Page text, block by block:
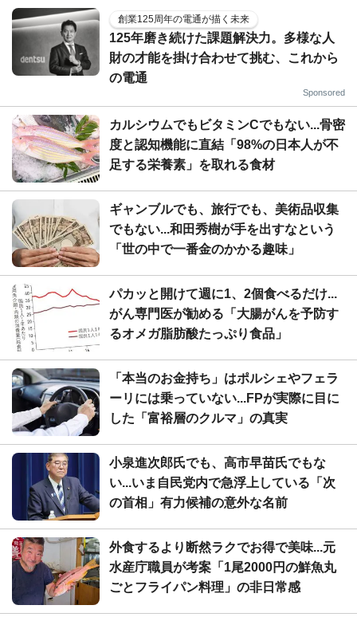
創業125周年の電通が描く未来
125年磨き続けた課題解決力。多様な人
財の才能を掛け合わせて挑む、これから
の電通
Sponsored
カルシウムでもビタミンCでもない...骨密
度と認知機能に直結「98%の日本人が不
足する栄養素」を取れる食材
ギャンブルでも、旅行でも、美術品収集
でもない...和田秀樹が手を出すなという
「世の中で一番金のかかる趣味」
パカッと開けて週に1、2個食べるだけ...
がん専門医が勧める「大腸がんを予防す
るオメガ脂肪酸たっぷり食品」
「本当のお金持ち」はポルシェやフェラ
ーリには乗っていない...FPが実際に目に
した「富裕層のクルマ」の真実
小泉進次郎氏でも、高市早苗氏でもな
い...いま自民党内で急浮上している「次
の首相」有力候補の意外な名前
外食するより断然ラクでお得で美味...元
水産庁職員が考案「1尾2000円の鮮魚丸
ごとフライパン料理」の非日常感